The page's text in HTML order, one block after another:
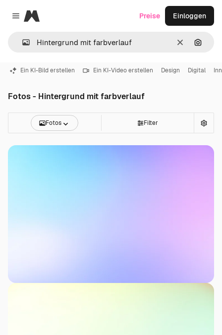
Close menu
Magnific
LöschenNach
Preise Einloggen
Ein KI-Bild erstellen Ein KI-Video erstellen Design Digital
Fotos - Hintergrund mit farbverlauf
Fotos Filter